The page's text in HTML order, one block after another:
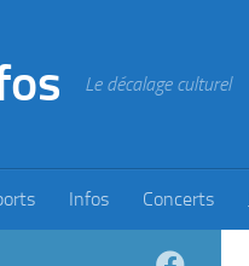
Le décalage culturel
Infos Concerts